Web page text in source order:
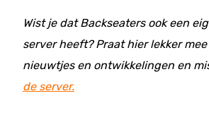
Wist je dat Backseaters ook een
server heeft? Praat hier lekker
nieuwtjes en ontwikkelingen en
de server.